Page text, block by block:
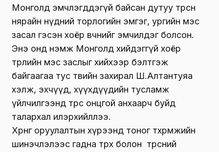
Монголд эмчлэгддэгүй байсан дутуу төрсөн
нярайн нүдний торлогийн эмгэг, ургийн мэс
засал гэсэн хоёр өвчнийг эмчилдэг болсон.
Энэ онд нэмж Монголд хийдэггүй хоёр
төрлийн мэс заслыг хийхээр бэлтгэж
байгаагаа тус төвийн захирал Ш.Алтантуяа
хэлж, эхчүүд, хүүхдүүдийн тусламж
үйлчилгээнд төрөөс онцгой анхаарч буйд
талархал илэрхийллээ.
Хөрөнгө оруулалтын хүрээнд тоног төхөөрөмжийн
шинэчлэлээс гадна төрөх болон төрсний